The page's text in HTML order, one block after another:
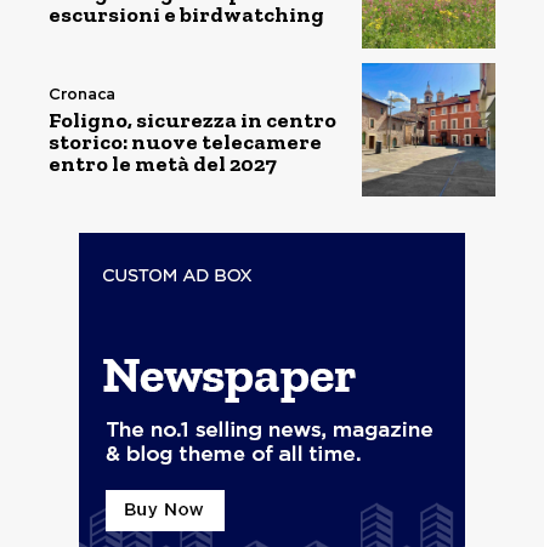
escursioni e birdwatching
Cronaca
Foligno, sicurezza in centro
storico: nuove telecamere
entro le metà del 2027